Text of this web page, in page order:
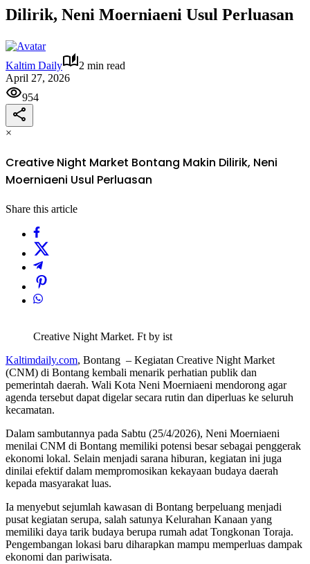
Dilirik, Neni Moerniaeni Usul Perluasan
Kaltim Daily
2 min read
April 27, 2026
954
×
Creative Night Market Bontang Makin Dilirik, Neni
Moerniaeni Usul Perluasan
Share this article
Creative Night Market. Ft by ist
Kaltimdaily.com, Bontang – Kegiatan Creative Night Market
(CNM) di Bontang kembali menarik perhatian publik dan
pemerintah daerah. Wali Kota Neni Moerniaeni mendorong agar
agenda tersebut dapat digelar secara rutin dan diperluas ke seluruh
kecamatan.
Dalam sambutannya pada Sabtu (25/4/2026), Neni Moerniaeni
menilai CNM di Bontang memiliki potensi besar sebagai penggerak
ekonomi lokal. Selain menjadi sarana hiburan, kegiatan ini juga
dinilai efektif dalam mempromosikan kekayaan budaya daerah
kepada masyarakat luas.
Ia menyebut sejumlah kawasan di Bontang berpeluang menjadi
pusat kegiatan serupa, salah satunya Kelurahan Kanaan yang
memiliki daya tarik budaya berupa rumah adat Tongkonan Toraja.
Pengembangan lokasi baru diharapkan mampu memperluas dampak
ekonomi dan pariwisata.